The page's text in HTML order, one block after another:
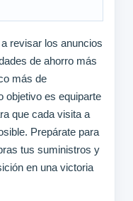
revisar los anuncios
de ahorro más
más de
objetivo es equiparte
que cada visita a
Prepárate para
tus suministros y
en una victoria